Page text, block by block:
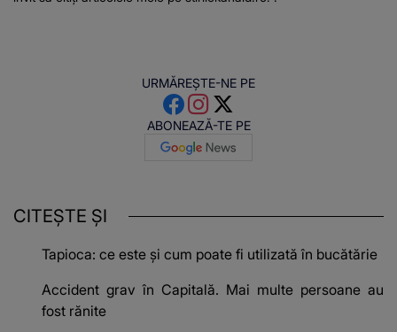
URMĂREȘTE-NE PE
ABONEAZĂ-TE PE
CITEȘTE ȘI
Tapioca: ce este și cum poate fi utilizată în bucătărie
Accident grav în Capitală. Mai multe persoane au
fost rănite